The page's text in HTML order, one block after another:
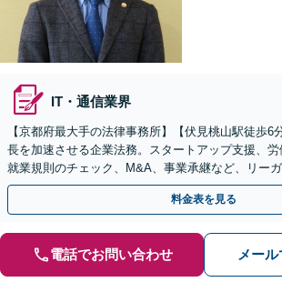
IT・通信業界
【京都府最大手の法律事務所】【伏見桃山駅徒歩6
長を加速させる企業法務。スタートアップ支援、労
就業規則のチェック、M&A、事業承継など、リーガ
て経営をサポートいたします【休日対応】
料金表を見る
電話でお問い合わせ メー